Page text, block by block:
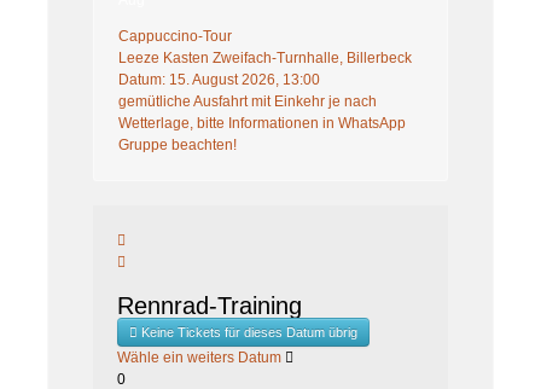
Cappuccino-Tour
Leeze Kasten Zweifach-Turnhalle, Billerbeck
Datum:15. August 2026, 13:00
gemütliche Ausfahrt mit Einkehr je nach
Wetterlage, bitte Informationen in WhatsApp
Gruppe beachten!
Rennrad-Training
Keine Tickets für dieses Datum übrig
Wähle ein weiters Datum
0